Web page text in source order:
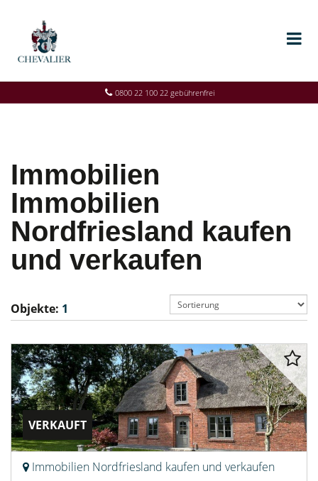
0800 22 100 22 gebührenfrei
Immobilien
Immobilien
Nordfriesland kaufen
und verkaufen
Objekte: 1
VERKAUFT
Immobilien Nordfriesland kaufen und verkaufen